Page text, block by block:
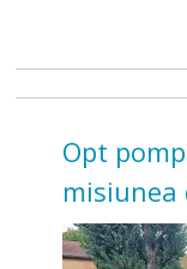
Opt
misiunea
incendii